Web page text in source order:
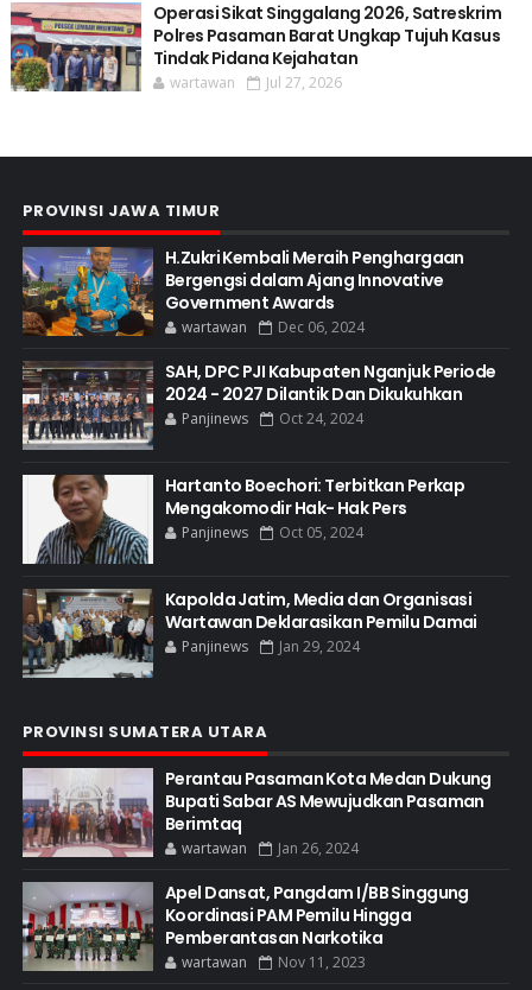
Operasi Sikat Singgalang 2026, Satreskrim
Polres Pasaman Barat Ungkap Tujuh Kasus
Tindak Pidana Kejahatan
wartawan Jul 27, 2026
PROVINSI JAWA TIMUR
H.Zukri Kembali Meraih Penghargaan
Bergengsi dalam Ajang Innovative
Government Awards
wartawan Dec 06, 2024
SAH, DPC PJI Kabupaten Nganjuk Periode
2024 - 2027 Dilantik Dan Dikukuhkan
Panjinews Oct 24, 2024
Hartanto Boechori: Terbitkan Perkap
Mengakomodir Hak- Hak Pers
Panjinews Oct 05, 2024
Kapolda Jatim, Media dan Organisasi
Wartawan Deklarasikan Pemilu Damai
Panjinews Jan 29, 2024
PROVINSI SUMATERA UTARA
Perantau Pasaman Kota Medan Dukung
Bupati Sabar AS Mewujudkan Pasaman
Berimtaq
wartawan Jan 26, 2024
Apel Dansat, Pangdam I/BB Singgung
Koordinasi PAM Pemilu Hingga
Pemberantasan Narkotika
wartawan Nov 11, 2023